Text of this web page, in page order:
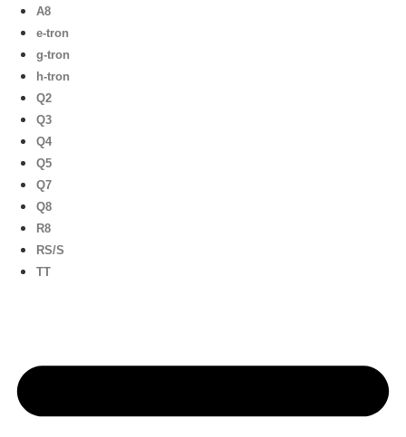
A8
e-tron
g-tron
h-tron
Q2
Q3
Q4
Q5
Q7
Q8
R8
RS/S
TT